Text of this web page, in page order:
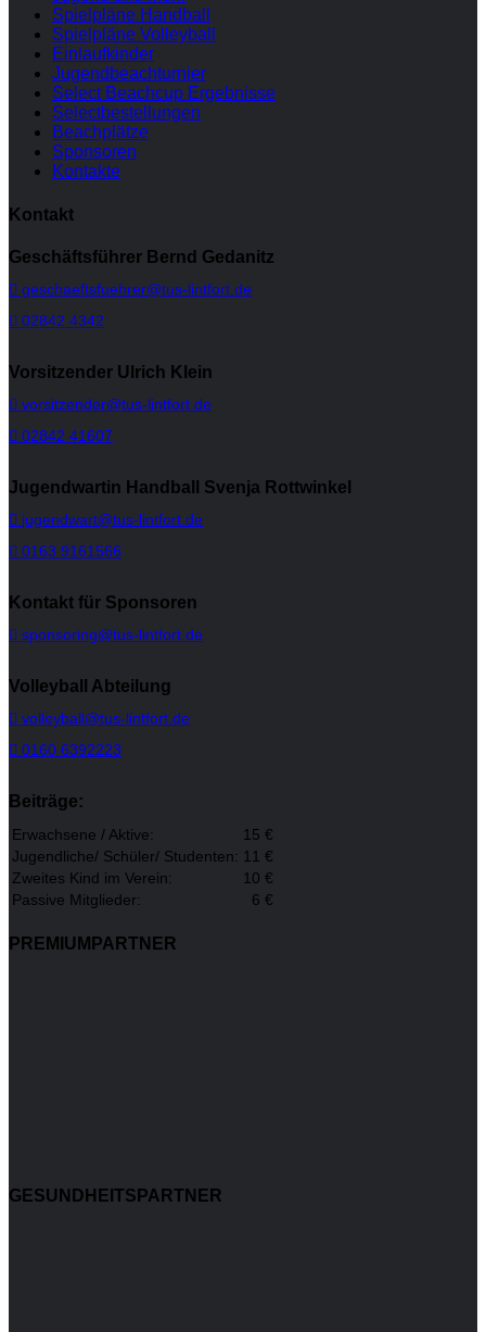
Spielpläne Handball
Spielpläne Volleyball
Einlaufkinder
Jugendbeachturnier
Select Beachcup Ergebnisse
Selectbestellungen
Beachplätze
Sponsoren
Kontakte
Kontakt
Geschäftsführer Bernd Gedanitz
geschaeftsfuehrer@tus-lintfort.de
02842 4342
Vorsitzender Ulrich Klein
vorsitzender@tus-lintfort.de
02842 41607
Jugendwartin Handball Svenja Rottwinkel
jugendwart@tus-lintfort.de
0163 9161566
Kontakt für Sponsoren
sponsoring@tus-lintfort.de
Volleyball Abteilung
volleyball@tus-lintfort.de
0160 6392223
Beiträge:
Erwachsene / Aktive:
15 €
Jugendliche/ Schüler/ Studenten: 11 €
Zweites Kind im Verein:
10 €
Passive Mitglieder:
6 €
PREMIUMPARTNER
GESUNDHEITSPARTNER